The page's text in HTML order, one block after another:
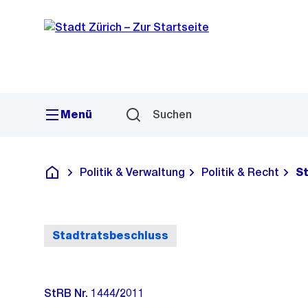
Navigation
Sprunglink
Menü Suchen
Deutsch
Politik & Verwaltung Politik & Recht
Stadtratsbeschluss
StRB Nr. 1444/2011